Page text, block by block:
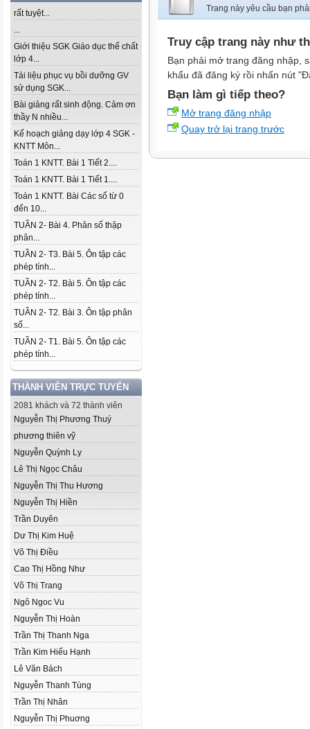
rất tuyệt...
...
Giới thiệu SGK Giáo dục thể chất
lớp 4...
Tài liệu phục vụ bồi dưỡng GV
sử dụng SGK...
Bài giảng rất sinh động. Cảm ơn
thầy N nhiều...
Kế hoạch giảng dạy lớp 4 SGK -
KNTT Môn...
Toán 1 KNTT. Bài 1 Tiết 2....
Toán 1 KNTT. Bài 1 Tiết 1....
Toán 1 KNTT. Bài Các số từ 0
đến 10...
TUẦN 2- Bài 4. Phân số thập
phân...
TUẦN 2- T3. Bài 5. Ôn tập các
phép tính...
TUẦN 2- T2. Bài 5. Ôn tập các
phép tính...
TUẦN 2- T2. Bài 3. Ôn tập phân
số...
TUẦN 2- T1. Bài 5. Ôn tập các
phép tính...
THÀNH VIÊN TRỰC TUYẾN
2081 khách và 72 thành viên
Nguyễn Thị Phương Thuý
phương thiên vỹ
Nguyễn Quỳnh Ly
Lê Thị Ngọc Châu
Nguyễn Thị Thu Hương
Nguyễn Thị Hiền
Trần Duyên
Dư Thị Kim Huệ
Võ Thị Điều
Cao Thị Hồng Như
Võ Thị Trang
Ngô Ngoc Vu
Nguyễn Thị Hoàn
Trần Thị Thanh Nga
Trần Kim Hiếu Hạnh
Lê Văn Bách
Nguyễn Thanh Tùng
Trần Thị Nhân
Nguyễn Thị Phuơng
Trang này yêu cầu bạn
Truy cập trang này như
Bạn phải mở trang đăng nhập,
khẩu đã đăng ký rồi nhấn nút
Bạn làm gì tiếp theo?
Mở trang đăng nhập
Quay trở lại trang trước